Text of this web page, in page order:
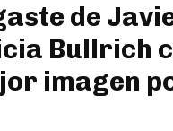
de
Bullrich
imagen